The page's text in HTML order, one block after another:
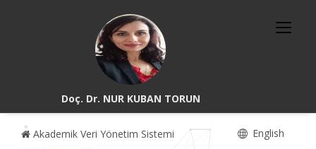
Doç. Dr. NUR KUBAN TORUN
Akademik Veri Yönetim Sistemi English